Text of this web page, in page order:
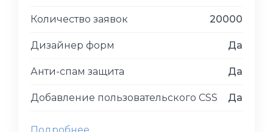
Количество заявок 20000
Дизайнер форм Да
Анти-спам защита Да
Добавление пользовательского CSS Да